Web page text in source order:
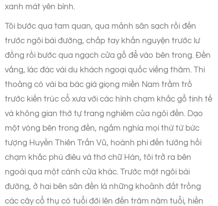
xanh mát yên bình.
Tôi bước qua tam quan, qua mảnh sân sạch rồi đến
trước ngôi bái đường, chắp tay khấn nguyện trước lư
đồng rồi bước qua ngạch cửa gỗ để vào bên trong. Đền
vắng, lác đác vài du khách ngoại quốc viếng thăm. Thi
thoảng có vài ba bác già giọng miền Nam trầm trồ
trước kiến trúc cổ xưa với các hình chạm khắc gỗ tinh tế
và không gian thờ tự trang nghiêm của ngôi đền. Dạo
một vòng bên trong đền, ngắm nghía mọi thứ từ bức
tượng Huyền Thiên Trấn Vũ, hoành phi đến tường hồi
chạm khắc phù điêu và thơ chữ Hán, tôi trở ra bên
ngoài qua một cánh cửa khác. Trước mặt ngôi bái
đường, ở hai bên sân đền là những khoảnh đất trồng
các cây cổ thụ có tuổi đời lên đến trăm năm tuổi, hiền